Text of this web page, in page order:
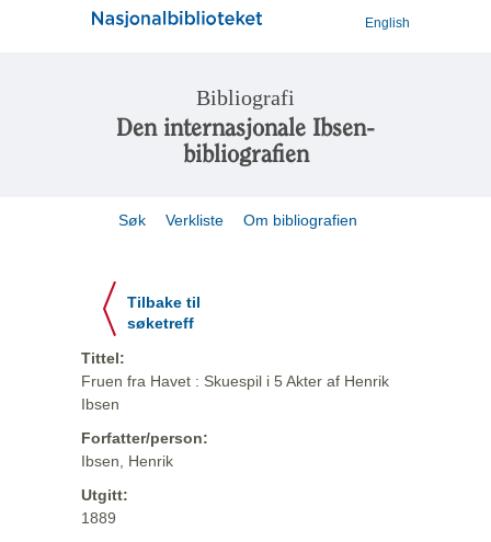
English
Bibliografi
Den internasjonale Ibsen-
bibliografien
Søk Verkliste Om bibliografien
Tilbake til
søketreff
Tittel:
Fruen fra Havet : Skuespil i 5 Akter af Henrik
Ibsen
Forfatter/person:
Ibsen, Henrik
Utgitt:
1889